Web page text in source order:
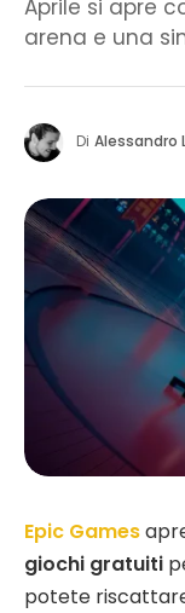
Aprile si apre
arena e una
Di Alessandro
Epic Games
giochi gratuiti
potete